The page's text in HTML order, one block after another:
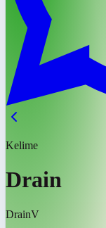
Kelime
Drain
DrainV